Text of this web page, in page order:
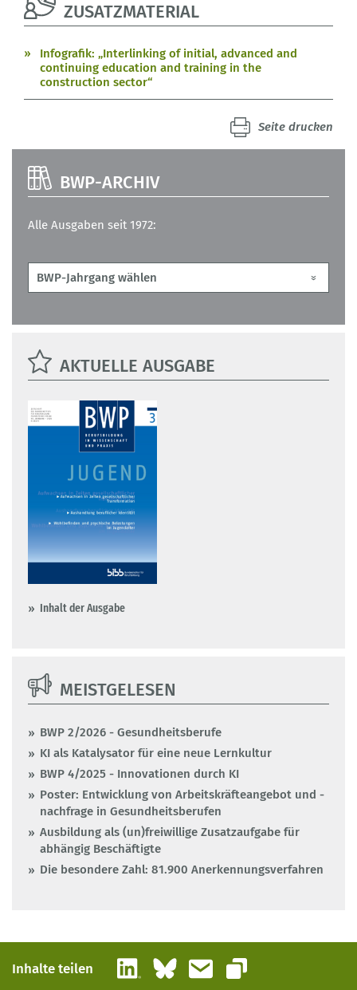
ZUSATZMATERIAL
Infografik: „Interlinking of initial, advanced and
continuing education and training in the
construction sector“
Seite drucken
BWP-ARCHIV
Alle Ausgaben seit 1972:
AKTUELLE AUSGABE
Inhalt der Ausgabe
MEISTGELESEN
BWP 2/2026 - Gesundheitsberufe
KI als Katalysator für eine neue Lernkultur
BWP 4/2025 - Innovationen durch KI
Poster: Entwicklung von Arbeitskräfteangebot und -
nachfrage in Gesundheitsberufen
Ausbildung als (un)freiwillige Zusatzaufgabe für
abhängig Beschäftigte
Die besondere Zahl: 81.900 Anerkennungsverfahren
Inhalte teilen LinkedInBlueskyE-Mail
Link kopieren